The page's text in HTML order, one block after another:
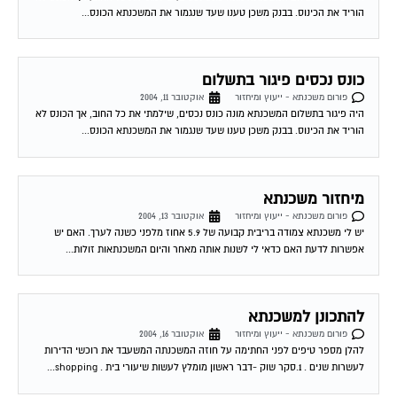
הוריד את הכינוס. בבנק משכן טענו שעד שנגמור את המשכנתא הכונס...
כונס נכסים פיגור בתשלום
פורום משכנתא - ייעוץ ומיחזור
אוקטובר 11, 2004
היה פיגור בתשלום המשכנתא מונה כונס נכסים, שילמתי את כל החוב, אך הכונס לא
הוריד את הכינוס. בבנק משכן טענו שעד שנגמור את המשכנתא הכונס...
מיחזור משכנתא
פורום משכנתא - ייעוץ ומיחזור
אוקטובר 13, 2004
יש לי משכנתא צמודה בריבית קבועה של 5.9 אחוז מלפני כשנה לערך. האם יש
אפשרות לדעת האם כדאי לי לשנות אותה מאחר והיום המשכנתאות זולות...
להתכונן למשכנתא
פורום משכנתא - ייעוץ ומיחזור
אוקטובר 16, 2004
להלן מספר טיפים לפני החתימה על חוזה המשכנתה המשעבד את רוכשי הדירות
לעשרות שנים . 1.סקר שוק -דבר ראשון מומלץ לעשות שיעורי בית . shopping...